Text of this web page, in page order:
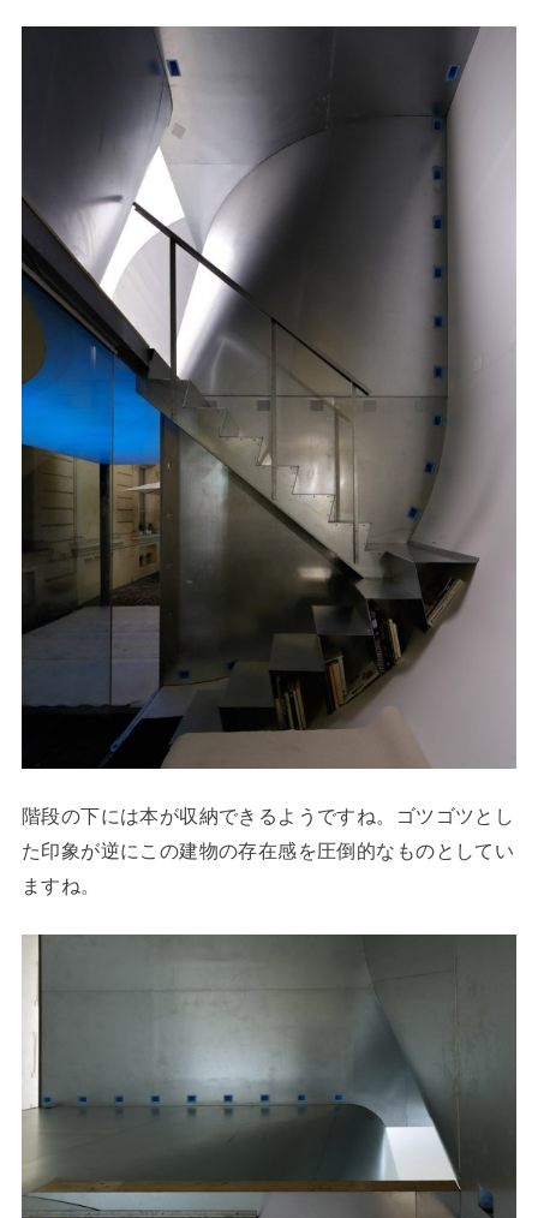
階段の下には本が収納できるようですね。ゴツゴツとし
た印象が逆にこの建物の存在感を圧倒的なものとしてい
ますね。